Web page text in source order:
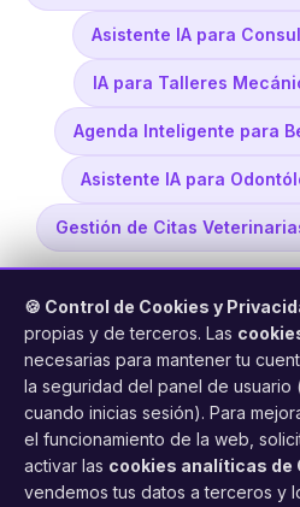
Asistente IA para
IA para Talleres
Agenda Inteligente para
Asistente IA para
Gestión de Citas
Asistente inteligente de citas
Gestión profesional de
🍪 Control de Cookies y
propias y de terceros. Las
necesarias para mantener tu
la seguridad del panel de usuario
cuando inicias sesión). Para
el funcionamiento de la web,
activar las cookies analíticas de
vendemos tus datos a terceros y